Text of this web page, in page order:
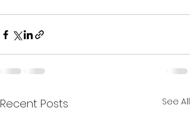
Recent Posts See All